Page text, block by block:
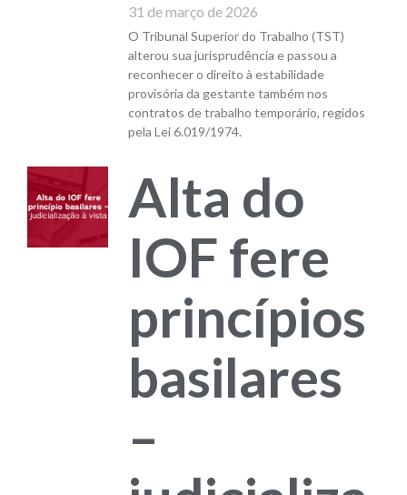
31 de março de 2026
O Tribunal Superior do Trabalho (TST)
alterou sua jurisprudência e passou a
reconhecer o direito à estabilidade
provisória da gestante também nos
contratos de trabalho temporário, regidos
pela Lei 6.019/1974.
Alta do
IOF fere
princípios
basilares
–